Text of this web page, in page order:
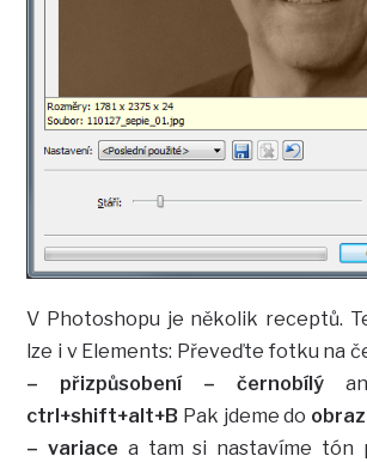
V Photoshopu je několik receptů.
lze i v Elements: Převeďte fotku na
– přizpůsobení – černobílý
ctrl+shift+alt+B Pak jdeme do
– variace a tam si nastavíme tón